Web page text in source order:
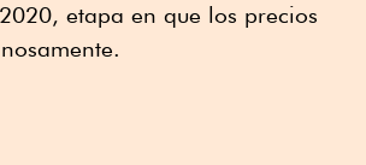
etapa en que los precios